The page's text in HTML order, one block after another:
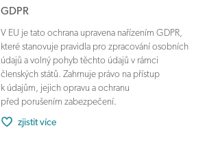
GDPR
V EU je tato ochrana upravena nařízením GDPR,
které stanovuje pravidla pro zpracování osobních
údajů a volný pohyb těchto údajů v rámci
členských států. Zahrnuje právo na přístup
k údajům, jejich opravu a ochranu
před porušením zabezpečení.
zjistit více